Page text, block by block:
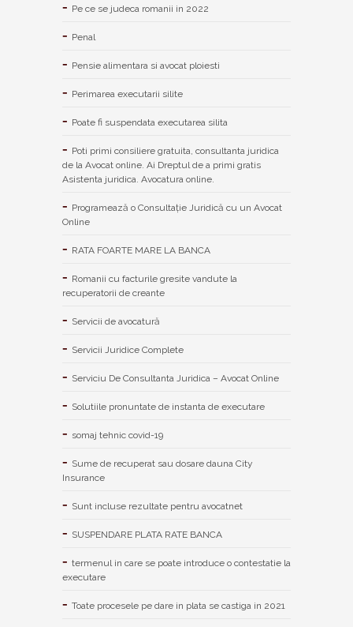
Pe ce se judeca romanii in 2022
Penal
Pensie alimentara si avocat ploiesti
Perimarea executarii silite
Poate fi suspendata executarea silita
Poti primi consiliere gratuita, consultanta juridica
de la Avocat online. Ai Dreptul de a primi gratis
Asistenta juridica. Avocatura online.
Programează o Consultație Juridică cu un Avocat
Online
RATA FOARTE MARE LA BANCA
Romanii cu facturile gresite vandute la
recuperatorii de creante
Servicii de avocatură
Servicii Juridice Complete
Serviciu De Consultanta Juridica – Avocat Online
Solutiile pronuntate de instanta de executare
somaj tehnic covid-19
Sume de recuperat sau dosare dauna City
Insurance
Sunt incluse rezultate pentru avocatnet
SUSPENDARE PLATA RATE BANCA
termenul in care se poate introduce o contestatie la
executare
Toate procesele pe dare in plata se castiga in 2021